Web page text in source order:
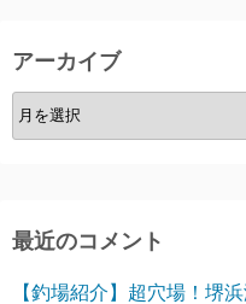
アーカイブ
ア
ー
ブ
最近のコメント
【釣場紹介】超穴場！堺